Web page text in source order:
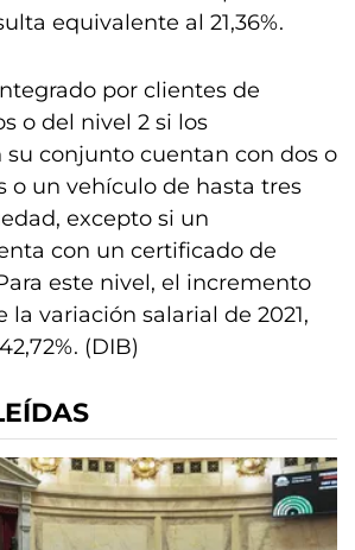
equivalente al 21,36%.
por clientes de
o del nivel 2 si los
su conjunto cuentan con dos o
o un vehículo de hasta tres
excepto si un
con un certificado de
este nivel, el incremento
la variación salarial de 2021,
(DIB)